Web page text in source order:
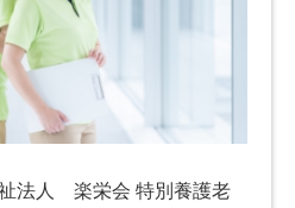
法人 楽栄会 特別養護老